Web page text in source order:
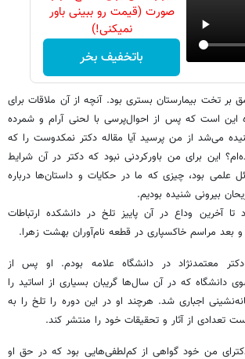
صورت (قیمت رو ببینی باور
نمیکنی!)
باتخفیف بخر
بر تخت بیمارستان بستری بود. آنچه از آن ملاقات برای
این است که پس از احوال‌پرسی با لحنی آرام و شمرده
می‌شد از من پرسید آیا مقاله دکتر نمکدوست را که
این برای من باورکردنی نبود که دکتر در آن شرایط
بود، چیزی که ما در حکایات و داستان‌ها درباره
بیرونی شنیده بودیم.
تا آخرین وداع در آن پاییز تلخ در دانشکده ارتباطات
و بعد مراسم خاکسپاری در قطعه نام‌آوران بهشت زهرا.
معتمدنژاد در دانشگاه علامه بودم. او پس از
دانشگاه که در آن سال‌ها گریبان بسیاری از اساتید را
اجباری شد. هرچند او در این دوره را تلخ را به
تعدادی از آثار و تحقیقات خود را منتشر کند.
دکترای من خود گواهی از کم‌لطفی‌هایی بود که در حق او